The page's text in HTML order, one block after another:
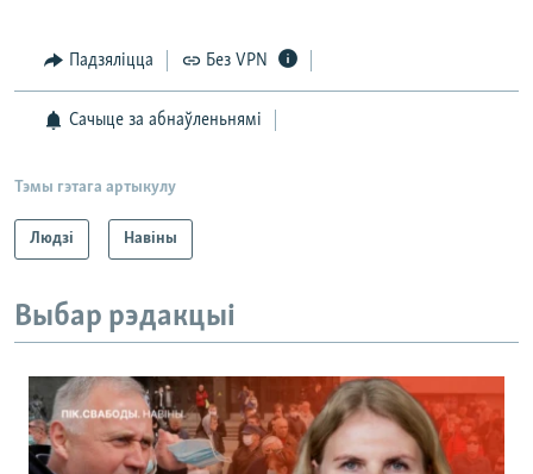
Падзяліцца Без VPN
Сачыце за абнаўленьнямі
Тэмы гэтага артыкулу
Людзі Навіны
Выбар рэдакцыі